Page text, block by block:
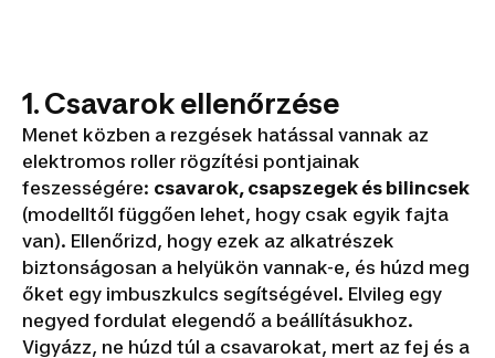
1. Csavarok ellenőrzése
Menet közben a rezgések hatással vannak az
elektromos roller rögzítési pontjainak
feszességére: csavarok, csapszegek és bilincsek
(modelltől függően lehet, hogy csak egyik fajta
van). Ellenőrizd, hogy ezek az alkatrészek
biztonságosan a helyükön vannak-e, és húzd meg
őket egy imbuszkulcs segítségével. Elvileg egy
negyed fordulat elegendő a beállításukhoz.
Vigyázz, ne húzd túl a csavarokat, mert az fej és a